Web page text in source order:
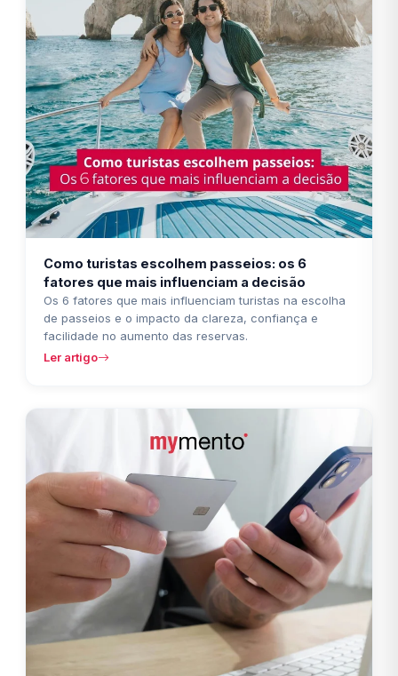
Como turistas escolhem passeios: os 6
fatores que mais influenciam a decisão
Os 6 fatores que mais influenciam turistas na escolha
de passeios e o impacto da clareza, confiança e
facilidade no aumento das reservas.
Ler artigo